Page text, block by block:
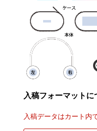
入稿フォーマットに
入稿データはカート内